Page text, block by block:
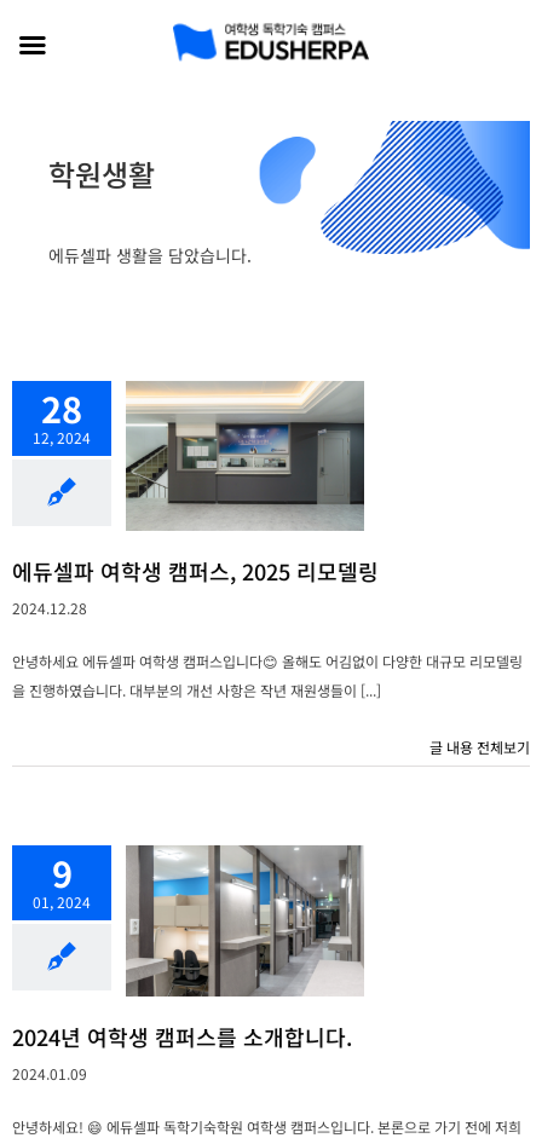
학원생활
에듀셀파 생활을 담았습니다.
28
12, 2024
에듀셀파 여학생 캠퍼스, 2025 리모델링
2024.12.28
안녕하세요 에듀셀파 여학생 캠퍼스입니다😊 올해도 어김없이 다양한 대규모 리모델링
을 진행하였습니다. 대부분의 개선 사항은 작년 재원생들이 [...]
글 내용 전체보기
9
01, 2024
2024년 여학생 캠퍼스를 소개합니다.
2024.01.09
안녕하세요! 😄 에듀셀파 독학기숙학원 여학생 캠퍼스입니다. 본론으로 가기 전에 저희